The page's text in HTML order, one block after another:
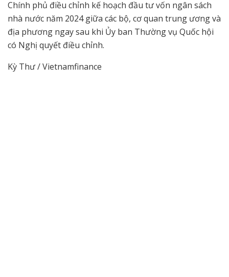
Chính phủ điều chỉnh kế hoạch đầu tư vốn ngân sách
nhà nước năm 2024 giữa các bộ, cơ quan trung ương và
địa phương ngay sau khi Ủy ban Thường vụ Quốc hội
có Nghị quyết điều chỉnh.
Kỳ Thư / Vietnamfinance